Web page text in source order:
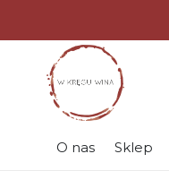
O nas Sklep